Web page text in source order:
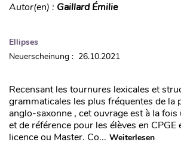
Autor(en) : Gaillard Émilie
Ellipses
Neuerscheinung : 26.10.2021
Recensant les tournures lexicales et
grammaticales les plus fréquentes de la
anglo-saxonne , cet ouvrage est à la
et de référence pour les élèves en
licence ou Master. Co... Weiterlesen